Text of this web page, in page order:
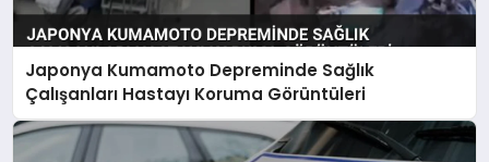
Japonya Kumamoto Depreminde Sağlık
Çalışanları Hastayı Koruma Görüntüleri